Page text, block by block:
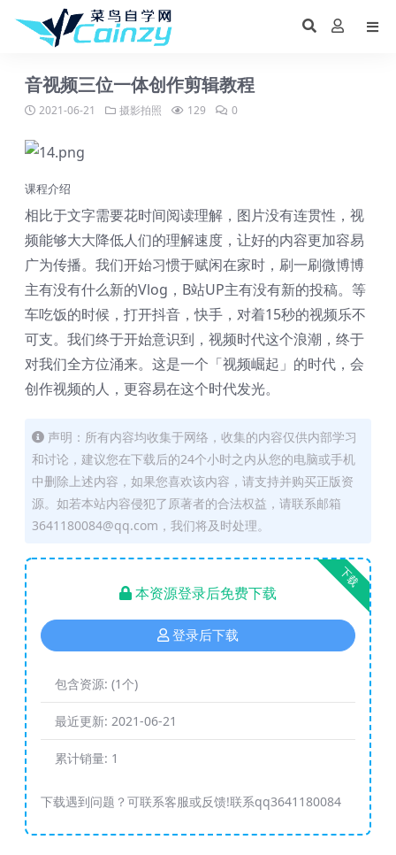
音视频三位一体创作剪辑教程
2021-06-21 摄影拍照 129 0
课程介绍
相比于文字需要花时间阅读理解，图片没有连贯性，视
频能够大大降低人们的理解速度，让好的内容更加容易
广为传播。我们开始习惯于赋闲在家时，刷一刷微博博
主有没有什么新的Vlog，B站UP主有没有新的投稿。等
车吃饭的时候，打开抖音，快手，对着15秒的视频乐不
可支。我们终于开始意识到，视频时代这个浪潮，终于
对我们全方位涌来。这是一个「视频崛起」的时代，会
创作视频的人，更容易在这个时代发光。
声明：所有内容均收集于网络，收集的内容仅供内部学习
和讨论，建议您在下载后的24个小时之内从您的电脑或手机
中删除上述内容，如果您喜欢该内容，请支持并购买正版资
源。如若本站内容侵犯了原著者的合法权益，请联系邮箱
3641180084@qq.com，我们将及时处理。
下载
本资源登录后免费下载
登录后下载
包含资源: (1个)
最近更新: 2021-06-21
累计销量: 1
下载遇到问题？可联系客服或反馈!联系qq3641180084